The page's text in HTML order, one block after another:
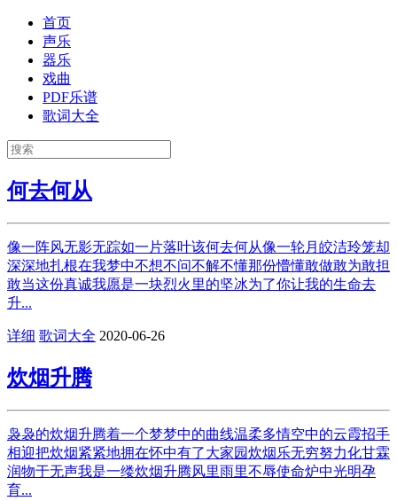
首页
声乐
器乐
戏曲
PDF乐谱
歌词大全
何去何从
像一阵风无影无踪如一片落叶该何去何从像一轮月皎洁玲笼却
深深地扎根在我梦中不想不问不解不懂那份懵懂敢做敢为敢担
敢当这份真诚我愿是一块烈火里的坚冰为了你让我的生命去
升...
详细 歌词大全 2020-06-26
炊烟升腾
袅袅的炊烟升腾着一个梦梦中的曲线温柔多情空中的云霞招手
相迎把炊烟紧紧地拥在怀中有了大家园炊烟乐无穷努力化甘霖
润物于无声我是一缕炊烟升腾风里雨里不辱使命炉中光明孕
育...